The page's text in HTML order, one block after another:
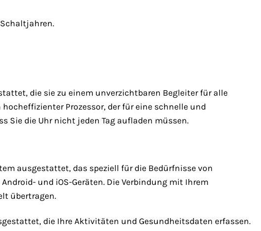
die sie zu einem unverzichtbaren Begleiter für alle
Prozessor, der für eine schnelle und
Sie die Uhr nicht jeden Tag aufladen müssen.
ausgestattet, das speziell für die Bedürfnisse von
und iOS-Geräten. Die Verbindung mit Ihrem
übertragen.
die Ihre Aktivitäten und Gesundheitsdaten erfassen.